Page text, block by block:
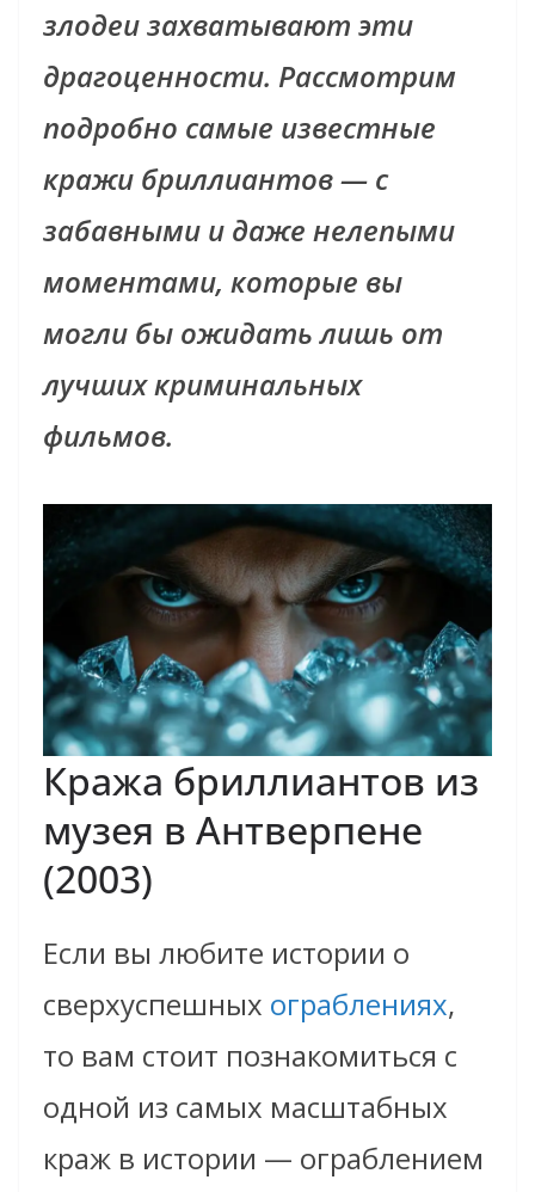
злодеи захватывают эти
драгоценности. Рассмотрим
подробно самые известные
кражи бриллиантов — с
забавными и даже нелепыми
моментами, которые вы
могли бы ожидать лишь от
лучших криминальных
фильмов.
Кража бриллиантов из
музея в Антверпене
(2003)
Если вы любите истории о
сверхуспешных ограблениях,
то вам стоит познакомиться с
одной из самых масштабных
краж в истории — ограблением